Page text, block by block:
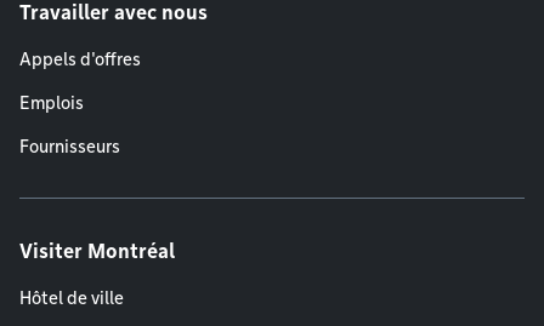
Travailler avec nous
Appels d'offres
Emplois
Fournisseurs
Visiter Montréal
Hôtel de ville